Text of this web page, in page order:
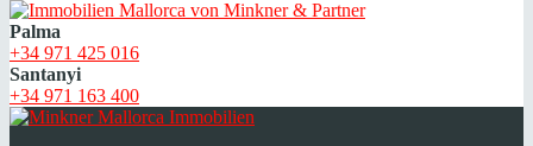
Palma
+34 971 425 016
Santanyi
+34 971 163 400